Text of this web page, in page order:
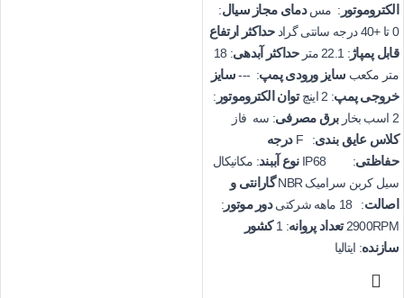
الکتروموتور : مسدمای مجاز سیال:
0 تا +40 درجه سانتی گراد
حداکثر ارتفاع
قابل پمپاژ: 22.1 متر حداکثر آبدهی : 18
متر مکعب سایز ورودی پمپ: ---سایز
خروجی پمپ: 2 اینچ توان الکتروموتور :
2 اسب بخار
برق مصرفی: سه فاز
کلاس عایق بندی: F
درجه
حفاظتی: IP68 نوع آببند: مکانیکال
سیل کربن سرامیک NBR
گارانتی و
اصالت: 18 ماهه شرکتی دور موتور :
2900RPM تعداد پروانه: 1
کشور
سازنده: ایتالیا